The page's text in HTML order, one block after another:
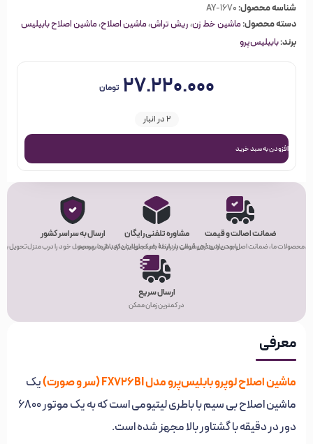
شناسه محصول:AY-1670
دسته محصول:ماشین خط زن،ریش تراش،ماشین اصلاح،ماشین اصلاح بابیلیس
برند:بابیلیس‌پرو
۲۷.۲۲۰.۰۰۰ تومان
2 در انبار
افزودن به سبد خرید
ضمانت اصالت و قیمت
محصولات ما، ضمانت اصل بودن و بهترین قیمت را دارند!
مشاوره تلفنی رایگان
راحت باشید! هر سوالی در رابطه با محصولات دارید، از ما بپرسید.
ارسال به سراسر کشور
هر کجای ایران که باشید، محصول خود را درب منزل تحویل
ارسال سریع
در کمترین زمان ممکن
معرفی
ماشین اصلاح لوپرو بابلیس‌پرو مدل FX726BI (سر و صورت)
یک
ماشین اصلاح بی سیم با باطری لیتیومی است که به یک موتور 6800
دور در دقیقه با گشتاور بالا مجهز شده است.